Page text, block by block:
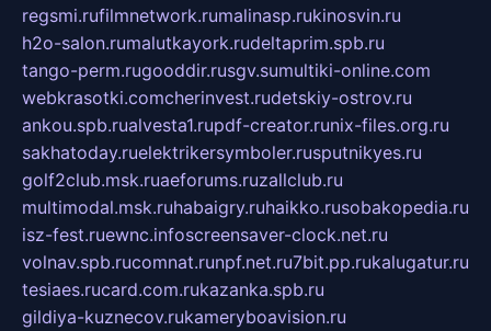
regsmi.rufilmnetwork.rumalinasp.rukinosvin.ru
h2o-salon.rumalutkayork.rudeltaprim.spb.ru
tango-perm.rugooddir.rusgv.sumultiki-online.com
webkrasotki.comcherinvest.rudetskiy-ostrov.ru
ankou.spb.rualvesta1.rupdf-creator.runix-files.org.ru
sakhatoday.ruelektrikersymboler.rusputnikyes.ru
golf2club.msk.ruaeforums.ruzallclub.ru
multimodal.msk.ruhabaigry.ruhaikko.rusobakopedia.ru
isz-fest.ruewnc.infoscreensaver-clock.net.ru
volnav.spb.rucomnat.runpf.net.ru7bit.pp.rukalugatur.ru
tesiaes.rucard.com.rukazanka.spb.ru
gildiya-kuznecov.rukameryboavision.ru